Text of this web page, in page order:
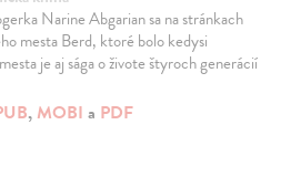
Narine Abgarian sa na stránkach
mesta Berd, ktoré bolo kedysi
je aj sága o živote štyroch generácií
, MOBI a PDF